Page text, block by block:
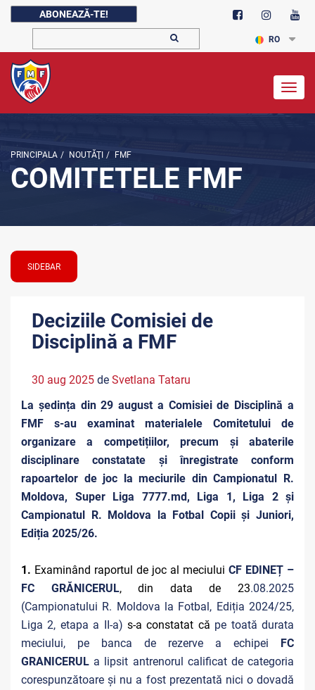
ABONEAZĂ-TE!
RO
PRINCIPALA / NOUTĂŢI / FMF
COMITETELE FMF
SIDEBAR
Deciziile Comisiei de
Disciplină a FMF
30 aug 2025 de Svetlana Tataru
La ședința din 29 august a Comisiei de Disciplină a
FMF s-au examinat materialele Comitetului de
organizare a competițiilor, precum și abaterile
disciplinare constatate și înregistrate conform
rapoartelor de joc la meciurile din Campionatul R.
Moldova, Super Liga 7777.md, Liga 1, Liga 2 și
Campionatul R. Moldova la Fotbal Copii și Juniori,
Ediția 2025/26.
1. Examinând raportul de joc al meciului CF EDINEȚ –
FC GRĂNICERUL, din data de 23.08.2025
(Campionatului R. Moldova la Fotbal, Ediția 2024/25,
Liga 2, etapa a II-a) s-a constatat că pe toată durata
meciului, pe banca de rezerve a echipei FC
GRANICERUL a lipsit antrenorul calificat de categoria
corespunzătoare și nu a fost prezentată nici o dovadă